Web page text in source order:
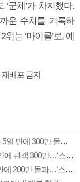
군체’가 차지했다.
운 수치를 기록하
는 ‘마이클’로, 예
배포 금지
[주말 영화 박스오피스] ‘스파이더맨’ 개봉 5일 만에 300만 돌풍…박스오피스·예매율 동시 1위
[주말 영화 박스오피스] ‘호프’ 개봉 11일 만에 관객 300만…‘스파이더맨’ 예매율 68.8% 1위
[주말 영화 박스오피스] ‘호프’ 개봉 닷새 만에 200만 돌파…‘스파이더맨: 브랜드 뉴 데이’ 예매율 1위